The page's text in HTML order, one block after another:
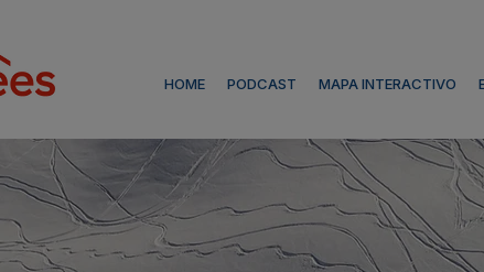
HOME PODCAST MAPA INTERACTIVO